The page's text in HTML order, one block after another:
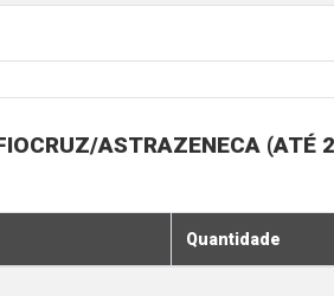
ASTRAZENECA (ATÉ
Quantidade